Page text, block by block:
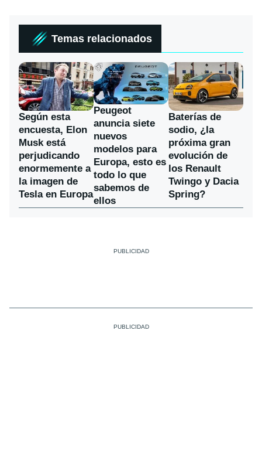
Temas relacionados
Según esta
encuesta, Elon
Musk está
perjudicando
enormemente a
la imagen de
Tesla en Europa
Peugeot
anuncia siete
nuevos
modelos para
Europa, esto es
todo lo que
sabemos de
ellos
Baterías de
sodio, ¿la
próxima gran
evolución de
los Renault
Twingo y Dacia
Spring?